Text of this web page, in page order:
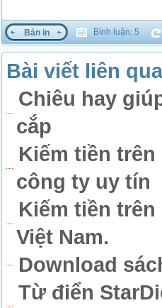
Bản in Bình luận: 5
Bài viết liên
Chiêu hay
cắp
Kiếm tiền
công ty uy tín
Kiếm tiền trên
Việt Nam.
Download
Từ điển